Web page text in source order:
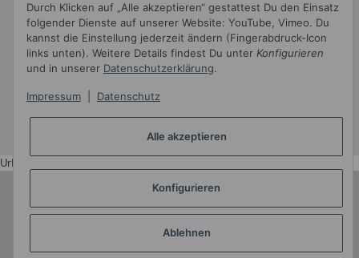
Widerrufsbutton
* Alle Preise inkl. gesetzlicher USt.
JTL-Shop • JTL5-Template mit
Durch Klicken auf „Alle akzeptieren“ gestattest Du den Einsatz
folgender Dienste auf unserer Website: YouTube, Vimeo. Du
kannst die Einstellung jederzeit ändern (Fingerabdruck-Icon
links unten). Weitere Details findest Du unter Konfigurieren
und in unserer Datenschutzerklärung.
Impressum Datenschutz
Alle akzeptieren
Konfigurieren
Ablehnen
Urlaub